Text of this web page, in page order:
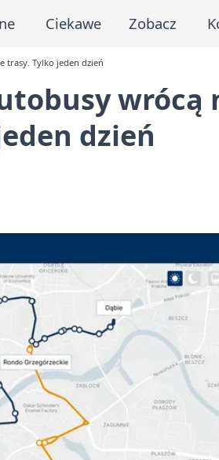
Ciekawe Zobacz
trasy. Tylko jeden dzień
wrócą
dzień